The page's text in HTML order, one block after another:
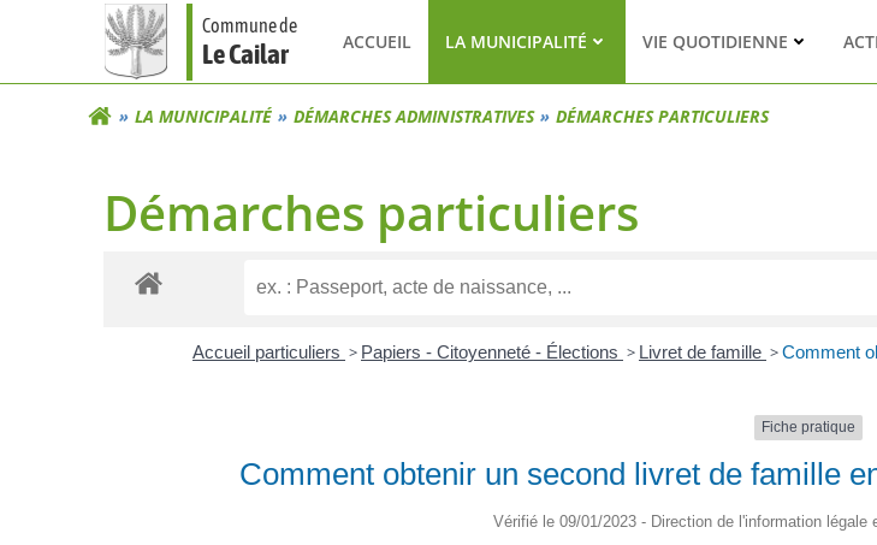
Commune de
Le Cailar ACCUEIL LA MUNICIPALITÉ VIE QUOTIDIENNE
LA MUNICIPALITÉ DÉMARCHES ADMINISTRATIVES DÉMARCHES PARTICULIERS
Démarches particuliers
Accueil particuliers > Papiers - Citoyenneté - Élections > Livret de famille >Comment
Fiche pratique
Comment obtenir un second livret de famille
Vérifié le 09/01/2023 - Direction de l'information